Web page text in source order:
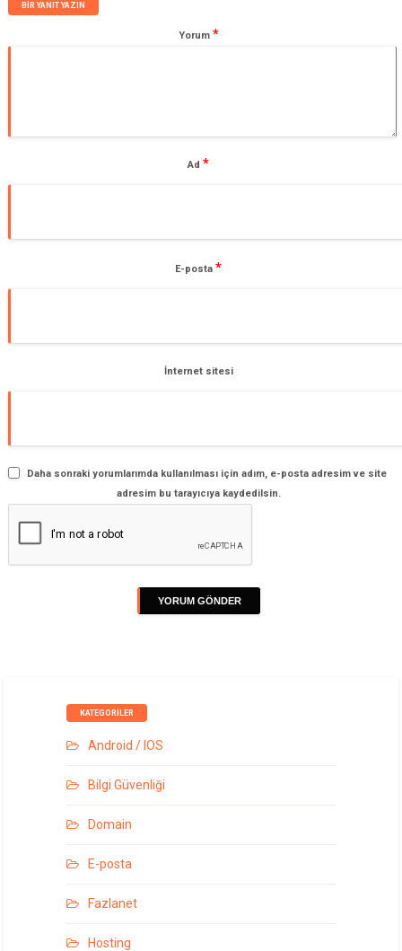
BIR YANIT YAZIN
Yorum *
Ad *
E-posta *
İnternet sitesi
Daha sonraki yorumlarımda kullanılması için adım, e-posta adresim ve site
adresim bu tarayıcıya kaydedilsin.
KATEGORILER
Android / IOS
Bilgi Güvenliği
Domain
E-posta
Fazlanet
Hosting